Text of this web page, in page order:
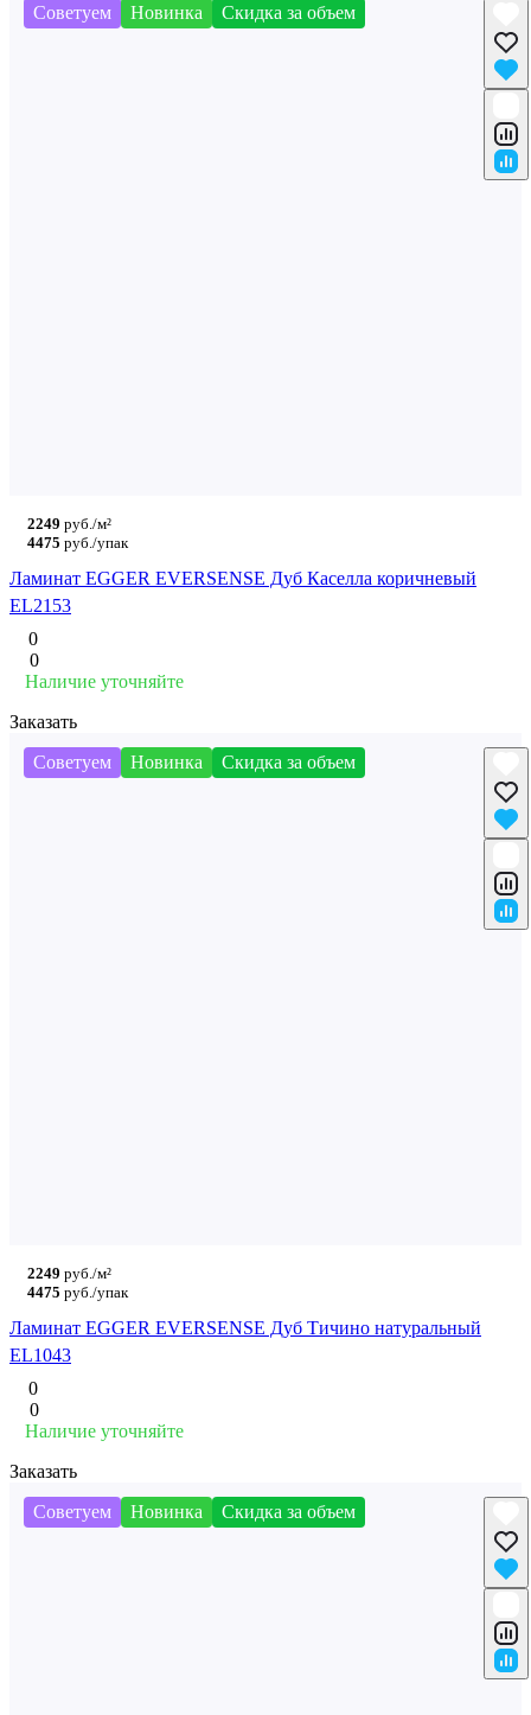
Советуем Новинка Скидка за объем
2249 руб./м²
4475 руб./упак
Ламинат EGGER EVERSENSE Дуб Каселла коричневый
EL2153
0
0
Наличие уточняйте
Заказать
Советуем
Новинка Скидка за объем
2249 руб./м²
4475 руб./упак
Ламинат EGGER EVERSENSE Дуб Тичино натуральный
EL1043
0
0
Наличие уточняйте
Заказать
Советуем
Новинка Скидка за объем